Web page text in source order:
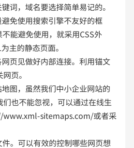
，域名要选择简单易记的。
免使用搜索引擎不友好的框
能避免使用，就采用CSS外
主的静态页面。
页见做好内部连接。利用锚文
页。
图，虽然我们中小企业网站的
也不能忽视，可以通过在线生
www.xml-sitemaps.com/或者采
可以有效的控制哪些网页想